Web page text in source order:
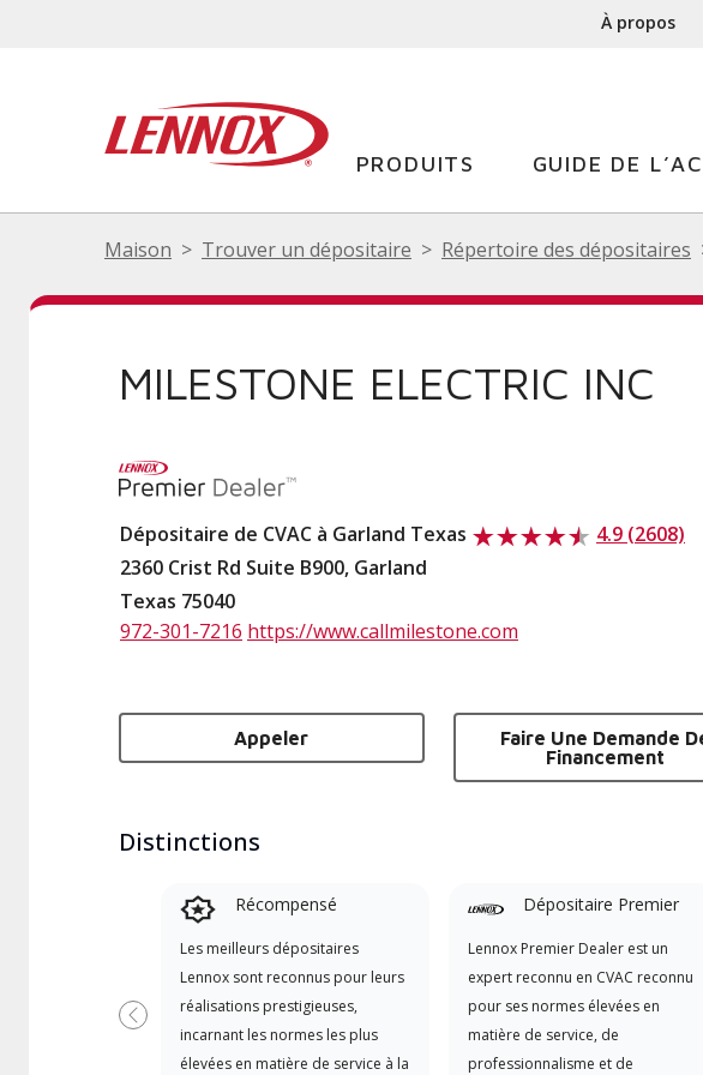
À propos
PRODUITS GUIDE DE
Maison Trouver un dépositaire Répertoire des dépositaires
MILESTONE ELECTRIC INC
Dépositaire de CVAC à Garland Texas
4.9 (2608)
2360 Crist Rd Suite B900, Garland
Texas 75040
972-301-7216 https://www.callmilestone.com
Appeler
Faire Une Demande
Financement
Distinctions
Récompensé
Les meilleurs dépositaires
Lennox sont reconnus pour leurs
réalisations prestigieuses,
incarnant les normes les plus
élevées en matière de service à la
Dépositaire Premier
Lennox Premier Dealer est un
expert reconnu en CVAC reconnu
pour ses normes élevées en
matière de service, de
professionnalisme et de
Précédent